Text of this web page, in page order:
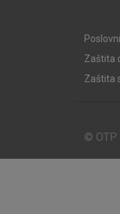
Zaštita
Zaštita
© OTP